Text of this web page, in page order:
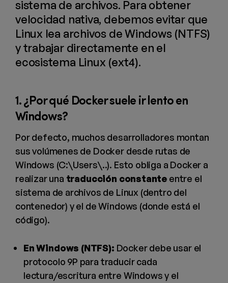
sistema de archivos. Para obtener
velocidad nativa, debemos evitar que
Linux lea archivos de Windows (NTFS)
y trabajar directamente en el
ecosistema Linux (ext4).
1. ¿Por qué Docker suele ir lento en
Windows?
Por defecto, muchos desarrolladores montan
sus volúmenes de Docker desde rutas de
Windows (C:\Users\..). Esto obliga a Docker a
realizar una traducción constante entre el
sistema de archivos de Linux (dentro del
contenedor) y el de Windows (donde está el
código).
En Windows (NTFS): Docker debe usar el
protocolo 9P para traducir cada
lectura/escritura entre Windows y el